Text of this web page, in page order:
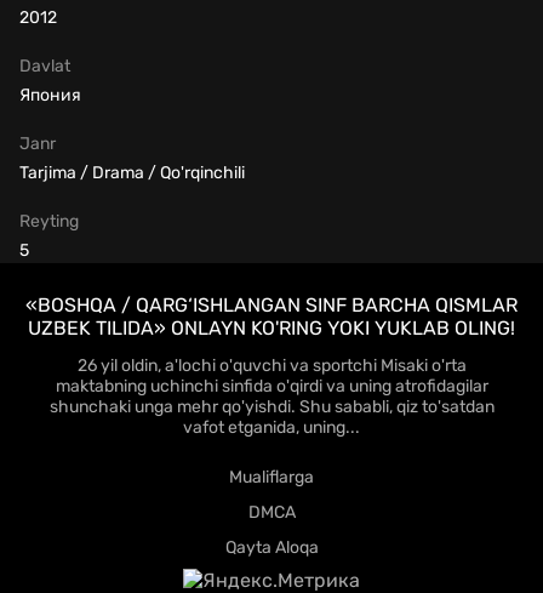
2012
Janr
Tarjima / Drama / Qo'rqinchili
Davlat
Япония
Reyting
5
«BOSHQA / QARG‘ISHLANGAN SINF BARCHA QISMLAR
UZBEK TILIDA» ONLAYN KO'RING YOKI YUKLAB OLING!
26 yil oldin, a'lochi o'quvchi va sportchi Misaki o'rta
maktabning uchinchi sinfida o'qirdi va uning atrofidagilar
shunchaki unga mehr qo'yishdi. Shu sababli, qiz to'satdan
vafot etganida, uning...
Mualiflarga
DMCA
Qayta Aloqa